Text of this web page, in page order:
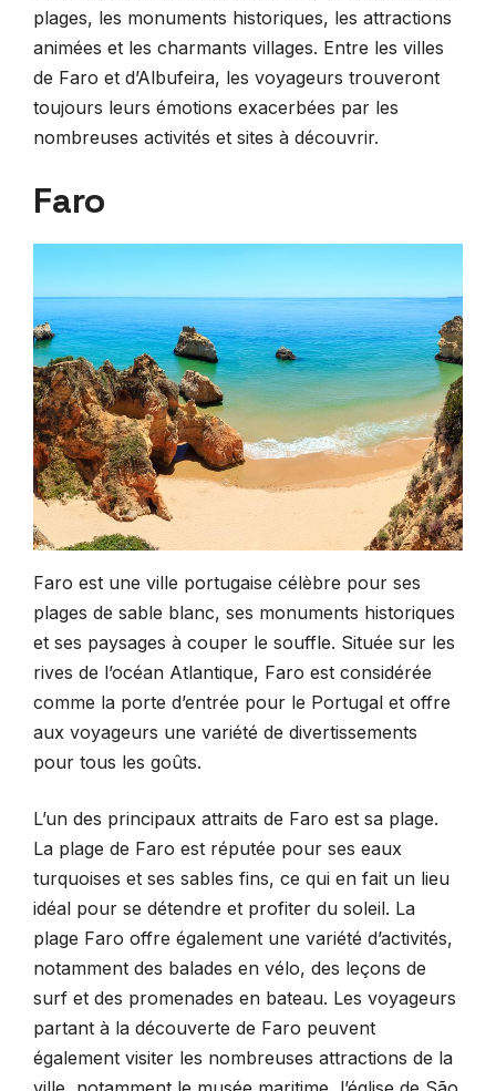
plages, les monuments historiques, les attractions
animées et les charmants villages. Entre les villes
de Faro et d’Albufeira, les voyageurs trouveront
toujours leurs émotions exacerbées par les
nombreuses activités et sites à découvrir.
Faro
Faro est une ville portugaise célèbre pour ses
plages de sable blanc, ses monuments historiques
et ses paysages à couper le souffle. Située sur les
rives de l’océan Atlantique, Faro est considérée
comme la porte d’entrée pour le Portugal et offre
aux voyageurs une variété de divertissements
pour tous les goûts.
L’un des principaux attraits de Faro est sa plage.
La plage de Faro est réputée pour ses eaux
turquoises et ses sables fins, ce qui en fait un lieu
idéal pour se détendre et profiter du soleil. La
plage Faro offre également une variété d’activités,
notamment des balades en vélo, des leçons de
surf et des promenades en bateau. Les voyageurs
partant à la découverte de Faro peuvent
également visiter les nombreuses attractions de la